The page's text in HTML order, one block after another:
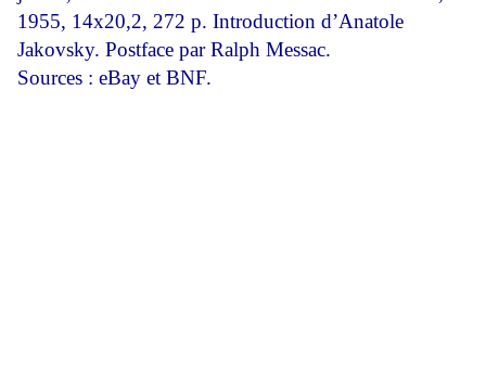
1955, 14x20,2, 272 p. Introduction d’Anatole
Jakovsky. Postface par Ralph Messac.
Sources : eBay et BNF.